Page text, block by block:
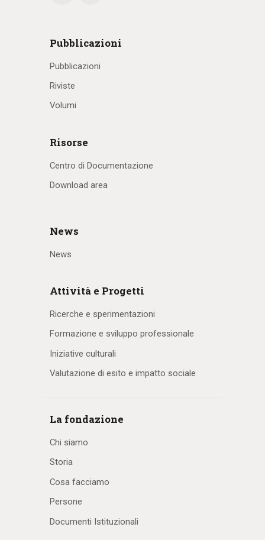
Pubblicazioni
Pubblicazioni
Riviste
Volumi
Risorse
Centro di Documentazione
Download area
News
News
Attività e Progetti
Ricerche e sperimentazioni
Formazione e sviluppo professionale
Iniziative culturali
Valutazione di esito e impatto sociale
La fondazione
Chi siamo
Storia
Cosa facciamo
Persone
Documenti Istituzionali